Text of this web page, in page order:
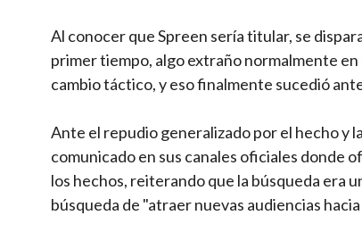
Al conocer que Spreen sería titular, se
primer tiempo, algo extraño normalmente
cambio táctico, y eso finalmente sucedió
Ante el repudio generalizado por el hecho y
comunicado en sus canales oficiales donde
los hechos, reiterando que la búsqueda era
búsqueda de "atraer nuevas audiencias